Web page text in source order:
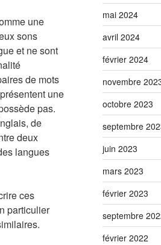
une
sons
et ne sont
de mots
une
pas.
de
deux
langues
ces
particulier
mai 2024
avril 2024
février 2024
novembre
octobre 2023
septembre
juin 2023
mars 2023
février 2023
septembre
février 2022